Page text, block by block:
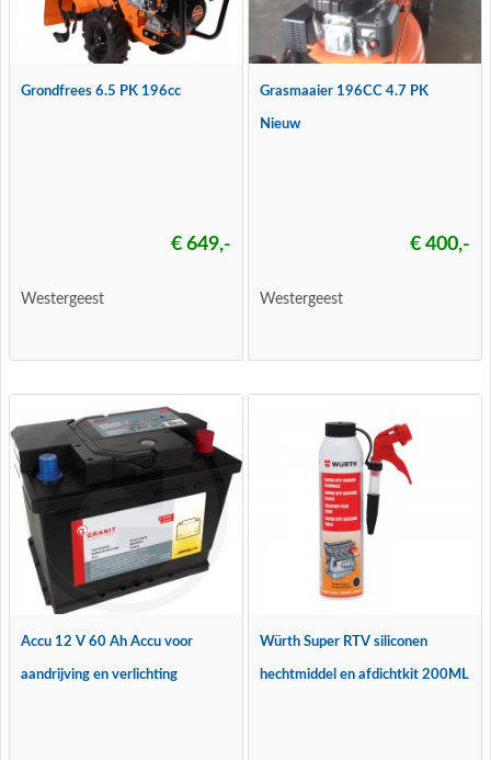
Grondfrees 6.5 PK 196cc
€ 649,-
Westergeest
Grasmaaier 196CC 4.7 PK
Nieuw
€ 400,-
Westergeest
Accu 12 V 60 Ah Accu voor
aandrijving en verlichting
Würth Super RTV siliconen
hechtmiddel en afdichtkit 200ML